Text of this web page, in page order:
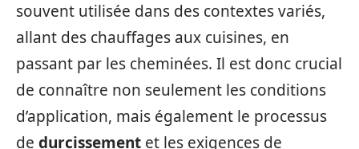
souvent utilisée dans des contextes variés,
allant des chauffages aux cuisines, en
passant par les cheminées. Il est donc crucial
de connaître non seulement les conditions
d’application, mais également le processus
de durcissement et les exigences de